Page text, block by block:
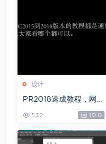
设计
PR2018速成教程，网盘
532 10.0